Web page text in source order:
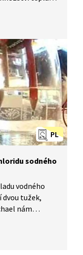
PL
sodného
vodného
tužek,
nám
který